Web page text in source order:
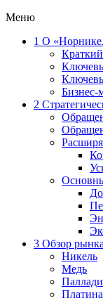
Меню
1 О
Бизнес-
2
3 Обзор
Никель
Медь
Платина